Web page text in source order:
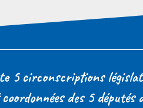
5 circonscriptions
des 5